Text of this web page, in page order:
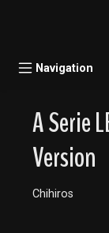
Navigation
A Serie
Version
Chihiros